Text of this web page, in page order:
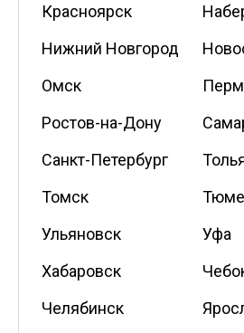
Красноярск
Нижний Новгород
Омск
Ростов-на-Дону
Санкт-Петербург
Томск
Ульяновск
Уфа
Хабаровск
Челябинск